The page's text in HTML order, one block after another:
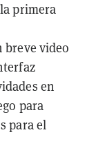
primera
breve video
en
para
para el